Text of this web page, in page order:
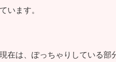
います。
在は、ぽっちゃりしている部